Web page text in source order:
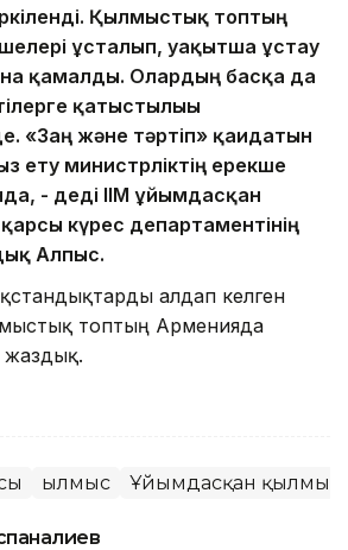
Қылмыстық топтың
ұсталып, уақытша ұстау
қамалды. Олардың басқа да
қатыстылығы
«Заң және тәртіп» қағидатын
ету министрліктің ерекше
- деді ІІМ ұйымдасқан
күрес департаментінің
Алпыс.
алдап келген
топтың Арменияда
жаздық.
Қылмыс Ұйымдасқан